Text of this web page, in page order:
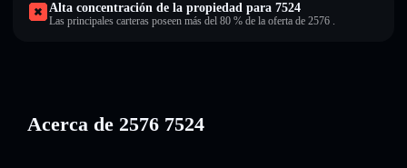
Alta concentración de la propiedad para 7524
Las principales carteras poseen más del 80 % de la oferta de 2576 .
Acerca de 2576 7524